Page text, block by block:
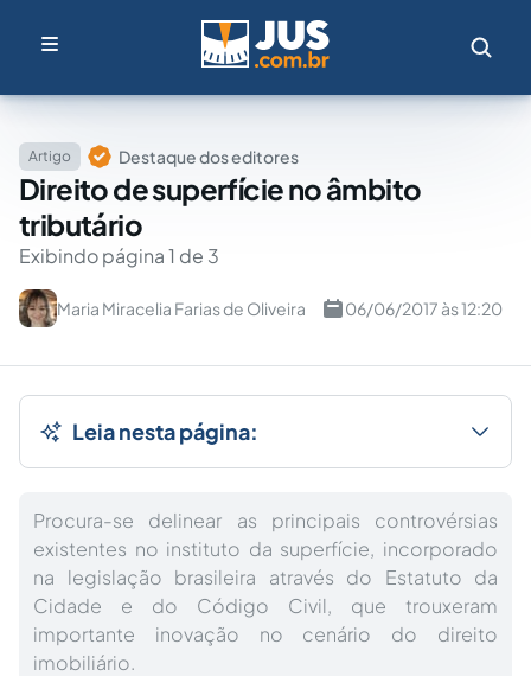
Artigo Destaque dos editores
Direito de superfície no âmbito
tributário
Exibindo página 1 de 3
Maria Miracelia Farias de Oliveira 06/06/2017 às 12:20
Leia nesta página:
Procura-se delinear as principais controvérsias
existentes no instituto da superfície, incorporado
na legislação brasileira através do Estatuto da
Cidade e do Código Civil, que trouxeram
importante inovação no cenário do direito
imobiliário.